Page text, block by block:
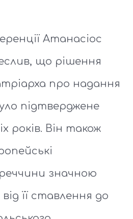
Атанасіос
що рішення
про надання
підтверджене
років. Він також
значною
її ставлення до